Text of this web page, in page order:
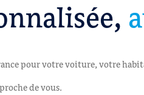
pour votre voiture, votre
de vous.